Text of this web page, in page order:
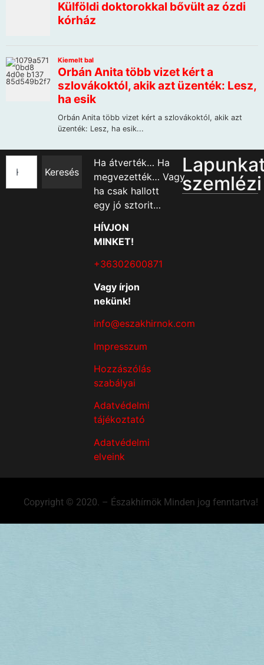
Keresés
Ha átverték… Ha
megvezették… Vagy
ha csak hallott
egy jó sztorit…
HÍVJON
MINKET!
+36302600871
Vagy írjon
nekünk!
info@eszakhirnok.com
Impresszum
Hozzászólás
szabályai
Adatvédelmi
tájékoztató
Adatvédelmi
elveink
szemlézi
Copyright © 2020. – Északhírnök Minden jog fenntartva!